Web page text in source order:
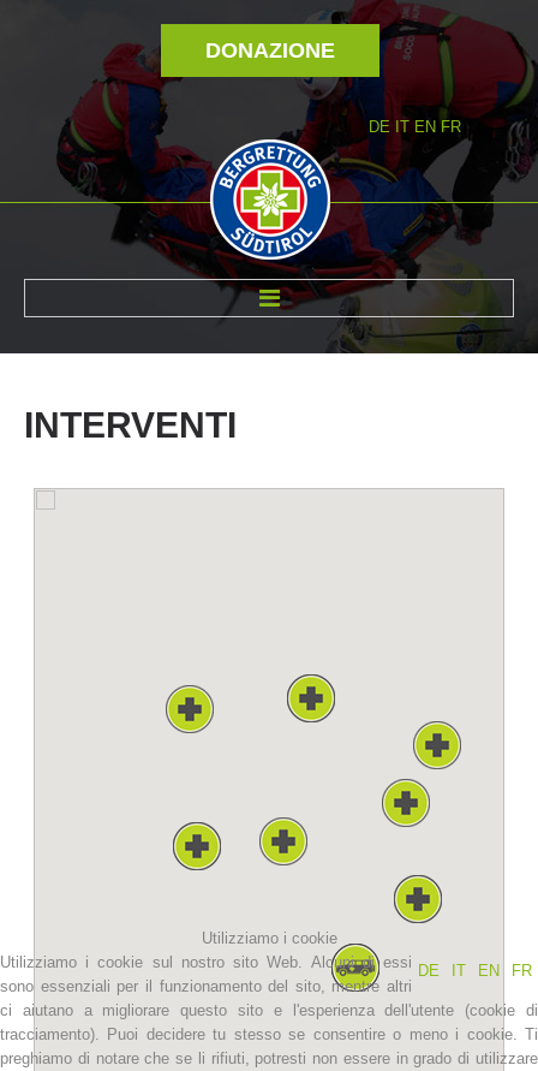
DONAZIONE
DE IT EN FR
INTERVENTI
Utilizziamo i cookie
DE
IT EN FR
Utilizziamo i cookie sul nostro sito Web. Alcuni di essi
sono essenziali per il funzionamento del sito, mentre altri
ci aiutano a migliorare questo sito e l'esperienza dell'utente (cookie di
tracciamento). Puoi decidere tu stesso se consentire o meno i cookie. Ti
preghiamo di notare che se li rifiuti, potresti non essere in grado di utilizzare